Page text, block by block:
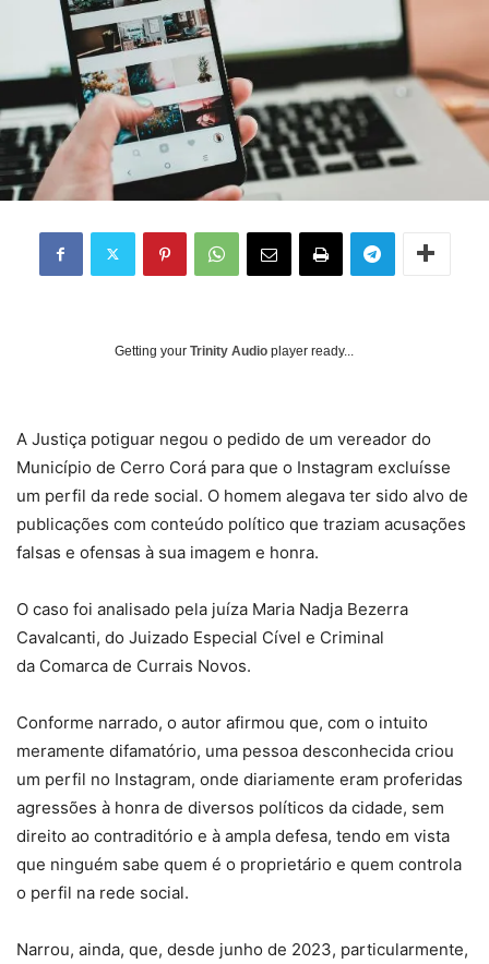
Getting your Trinity Audio player ready...
A Justiça potiguar negou o pedido de um vereador do
Município de Cerro Corá para que o Instagram excluísse
um perfil da rede social. O homem alegava ter sido alvo de
publicações com conteúdo político que traziam acusações
falsas e ofensas à sua imagem e honra.
O caso foi analisado pela juíza Maria Nadja Bezerra
Cavalcanti, do Juizado Especial Cível e Criminal
da Comarca de Currais Novos.
Conforme narrado, o autor afirmou que, com o intuito
meramente difamatório, uma pessoa desconhecida criou
um perfil no Instagram, onde diariamente eram proferidas
agressões à honra de diversos políticos da cidade, sem
direito ao contraditório e à ampla defesa, tendo em vista
que ninguém sabe quem é o proprietário e quem controla
o perfil na rede social.
Narrou, ainda, que, desde junho de 2023, particularmente,